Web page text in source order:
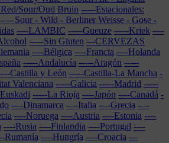
Sour/Oud Bruin -----Estacionales:
-----Sour - Wild - Berliner Weisse - Gose -
----LAMBIC -----Gueuze -----Kriek ----
-----Sin Gluten ---CERVEZAS
----Bélgica ----Francia ----Holanda
-----Andalucía -----Aragón -----
Castilla y León -----Castilla-La Mancha -
Valenciana -----Galicia -----Madrid -----
-----La Rioja ----Japón ----Canadá -
----Dinamarca ----Italia ----Grecia ----
----Noruega ----Austria ----Estonia ----
----Rusia ----Finlandia ----Portugal ----
Rumanía ----Hungría ----Croacia ---